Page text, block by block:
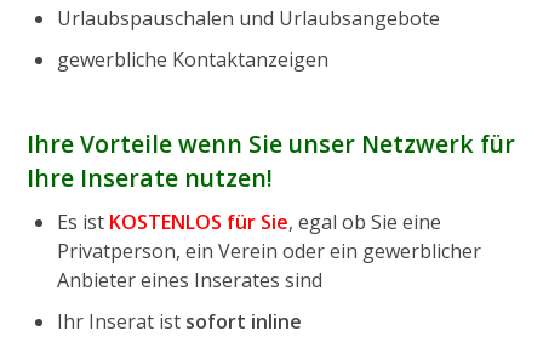
Urlaubspauschalen und Urlaubsangebote
gewerbliche Kontaktanzeigen
Ihre Vorteile wenn Sie unser Netzwerk für
Ihre Inserate nutzen!
Es ist KOSTENLOS für Sie, egal ob Sie eine
Privatperson, ein Verein oder ein gewerblicher
Anbieter eines Inserates sind
Ihr Inserat ist sofort inline